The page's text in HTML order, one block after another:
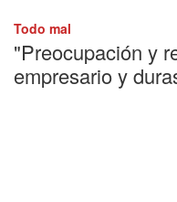
Todo mal
"Preocupación y
empresario y